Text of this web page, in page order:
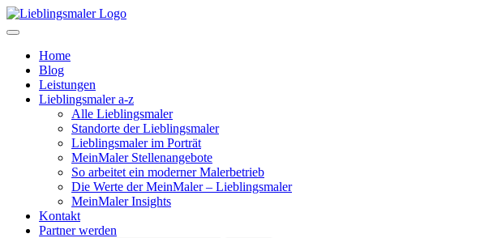
Home
Blog
Leistungen
Lieblingsmaler a-z
Alle Lieblingsmaler
Standorte der Lieblingsmaler
Lieblingsmaler im Porträt
MeinMaler Stellenangebote
So arbeitet ein moderner Malerbetrieb
Die Werte der MeinMaler – Lieblingsmaler
MeinMaler Insights
Kontakt
Partner werden